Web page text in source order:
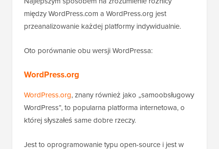
między WordPress.com a WordPress.org jest
przeanalizowanie każdej platformy indywidualnie.
Oto porównanie obu wersji WordPressa:
WordPress.org
WordPress.org, znany również jako „samoobsługowy
WordPress”, to popularna platforma internetowa, o
której słyszałeś same dobre rzeczy.
Jest to oprogramowanie typu open-source i jest w